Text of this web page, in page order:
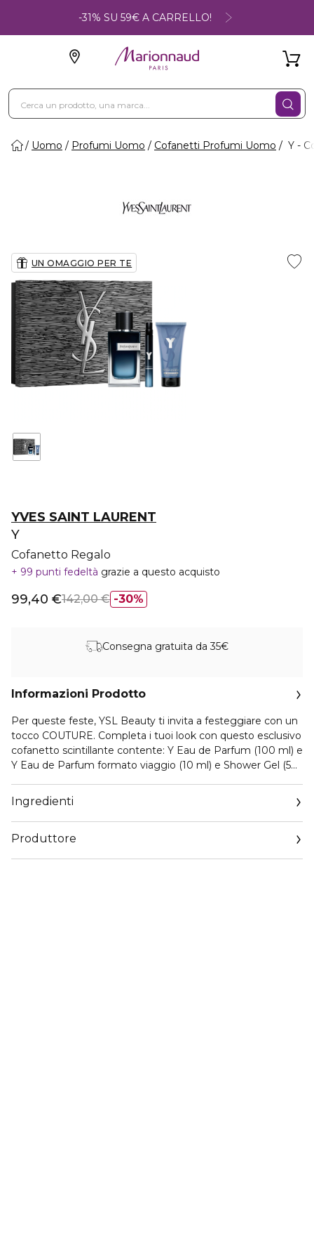
-31% SU 59€ A CARRELLO!
Uomo Profumi Uomo Cofanetti Profumi Uomo Y -
UN OMAGGIO PER TE
YVES SAINT LAURENT
Y
Cofanetto Regalo
99 punti fedeltà grazie a questo acquisto
30%
99,40 €142,00 €
Consegna gratuita da 35€
Informazioni Prodotto
Per queste feste, YSL Beauty ti invita a festeggiare con un
tocco COUTURE. Completa i tuoi look con questo esclusivo
cofanetto scintillante contente: Y Eau de Parfum (100 ml) e
Y Eau de Parfum formato viaggio (10 ml) e Shower Gel (50
Ingredienti
Produttore